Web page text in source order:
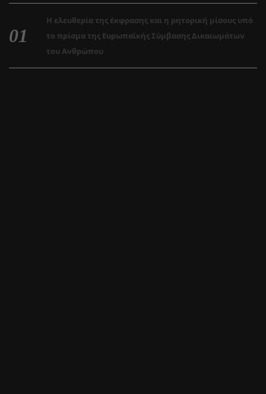
Η ελευθερία της έκφρασης και η ρητορική μίσους υπό
το πρίσμα της Ευρωπαϊκής Σύμβασης Δικαιωμάτων
του Ανθρώπου